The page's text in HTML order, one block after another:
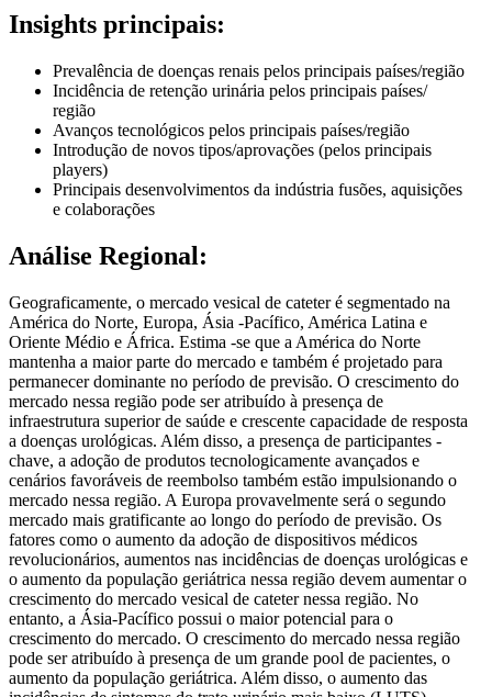
Insights principais:
Prevalência de doenças renais pelos principais países/região
Incidência de retenção urinária pelos principais países/
região
Avanços tecnológicos pelos principais países/região
Introdução de novos tipos/aprovações (pelos principais
players)
Principais desenvolvimentos da indústria fusões, aquisições
e colaborações
Análise Regional:
Geograficamente, o mercado vesical de cateter é segmentado na
América do Norte, Europa, Ásia -Pacífico, América Latina e
Oriente Médio e África. Estima -se que a América do Norte
mantenha a maior parte do mercado e também é projetado para
permanecer dominante no período de previsão. O crescimento do
mercado nessa região pode ser atribuído à presença de
infraestrutura superior de saúde e crescente capacidade de resposta
a doenças urológicas. Além disso, a presença de participantes -
chave, a adoção de produtos tecnologicamente avançados e
cenários favoráveis ​​de reembolso também estão impulsionando o
mercado nessa região. A Europa provavelmente será o segundo
mercado mais gratificante ao longo do período de previsão. Os
fatores como o aumento da adoção de dispositivos médicos
revolucionários, aumentos nas incidências de doenças urológicas e
o aumento da população geriátrica nessa região devem aumentar o
crescimento do mercado vesical de cateter nessa região. No
entanto, a Ásia-Pacífico possui o maior potencial para o
crescimento do mercado. O crescimento do mercado nessa região
pode ser atribuído à presença de um grande pool de pacientes, o
aumento da população geriátrica. Além disso, o aumento das